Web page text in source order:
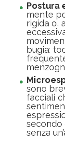
Postura
mente
rigida o,
bugia:
sono
facciali
secondo
senza